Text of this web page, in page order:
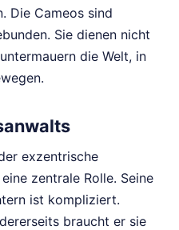
Die Cameos sind
Sie dienen nicht
die Welt, in
exzentrische
zentrale Rolle. Seine
ist kompliziert.
braucht er sie